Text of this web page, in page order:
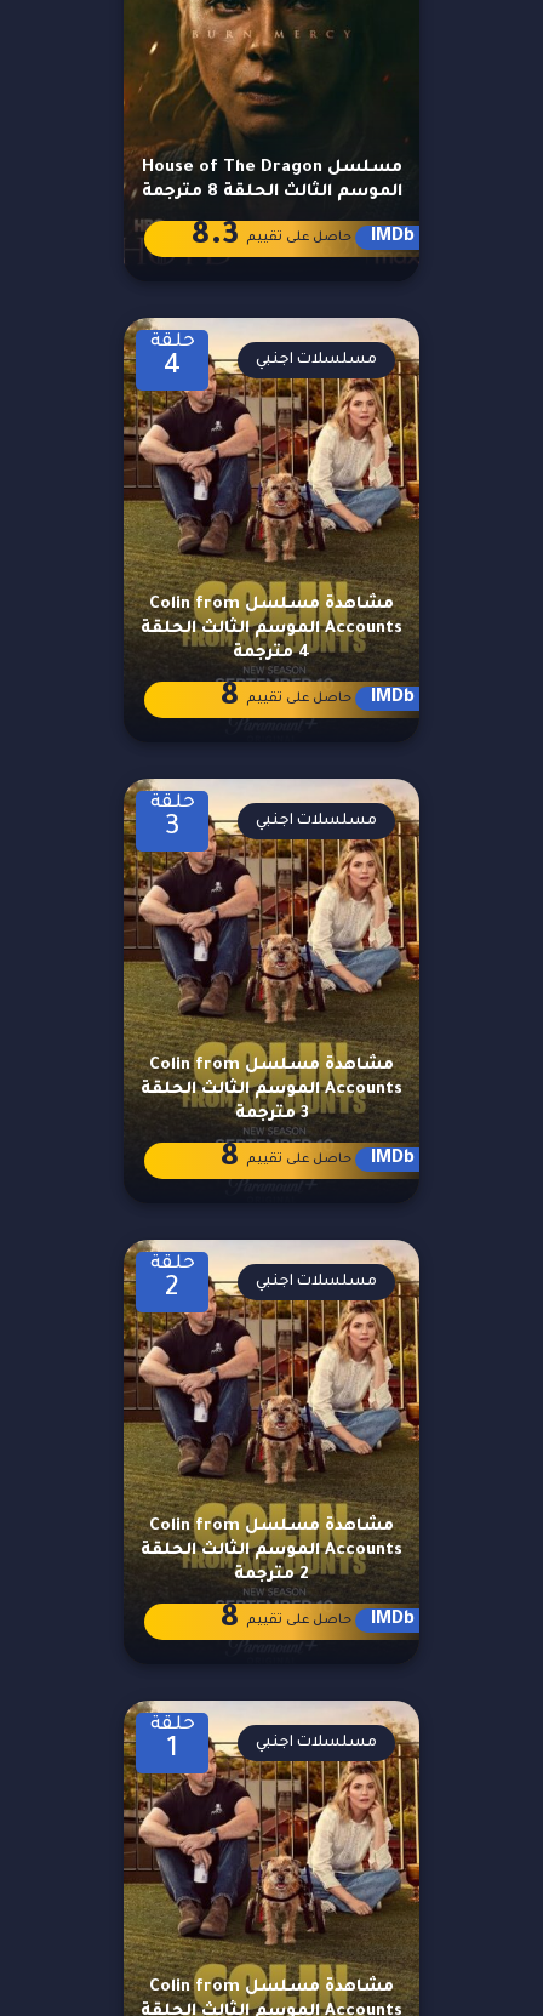
مسلسل House of The Dragon
الموسم الثالث الحلقة 8 مترجمة
IMDb حاصل على تقييم 8.3
حلقة
4
مشاهدة مسلسل Colin from
Accounts الموسم الثالث الحلقة
4 مترجمة
مسلسلات اجنبي
IMDb حاصل على تقييم 8
حلقة
3
مشاهدة مسلسل Colin from
Accounts الموسم الثالث الحلقة
3 مترجمة
مسلسلات اجنبي
IMDb حاصل على تقييم 8
حلقة
2
مشاهدة مسلسل Colin from
Accounts الموسم الثالث الحلقة
2 مترجمة
مسلسلات اجنبي
IMDb حاصل على تقييم 8
حلقة
1
مشاهدة مسلسل Colin from
Accounts الموسم الثالث الحلقة
مسلسلات اجنبي